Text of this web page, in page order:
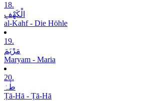
18.
الْکَھْفِ
al-Kahf - Die Höhle
19.
مَرْیَمَ
Maryam - Maria
20.
طٰہٰ
Ṭā-Hā - Ṭā-Hā